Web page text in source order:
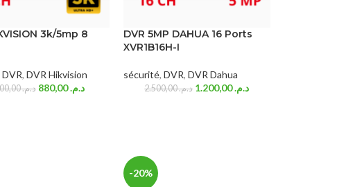
3k/5mp 8
DVR, DVR Hikvision
د.م.1.400,00 د.م.880,00
DVR 5MP DAHUA 16 Ports
XVR1B16H-I
sécurité, DVR, DVR Dahua
د.م.2.500,00 د.م.1.200,00
-20%